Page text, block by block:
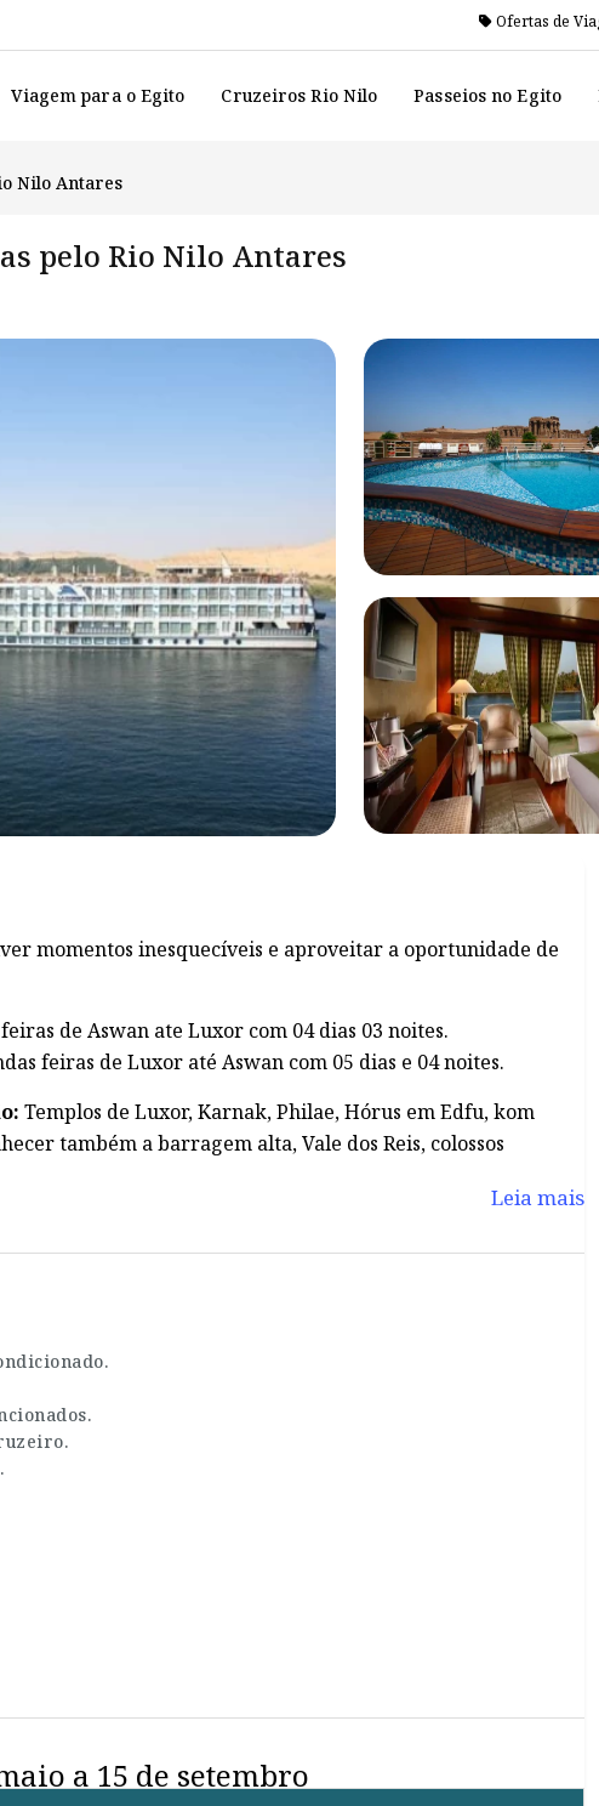
Ofertas de
Viagem para o Egito Cruzeiros Rio Nilo Passeios no Egito
Nilo Antares
pelo Rio Nilo Antares
momentos inesquecíveis e aproveitar a oportunidade de
de Aswan ate Luxor com 04 dias 03 noites.
feiras de Luxor até Aswan com 05 dias e 04 noites.
Templos de Luxor, Karnak, Philae, Hórus em Edfu, kom
também a barragem alta, Vale dos Reis, colossos
Leia mais
a 15 de setembro